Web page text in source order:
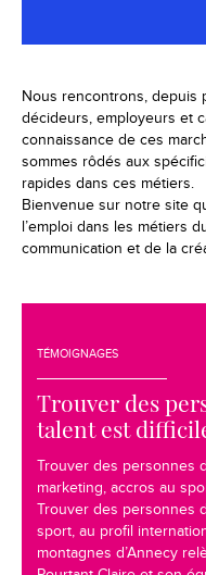
Nous rencontrons, depuis
décideurs, employeurs et
connaissance de ces
sommes rôdés aux
rapides dans ces métiers.
Bienvenue sur notre site
l’emploi dans les métiers
communication et de la
TÉMOIGNAGES
Trouver des
talent est
Trouver des personnes
marketing, accros au
Trouver des personnes
sport, au profil
montagnes d’Annecy